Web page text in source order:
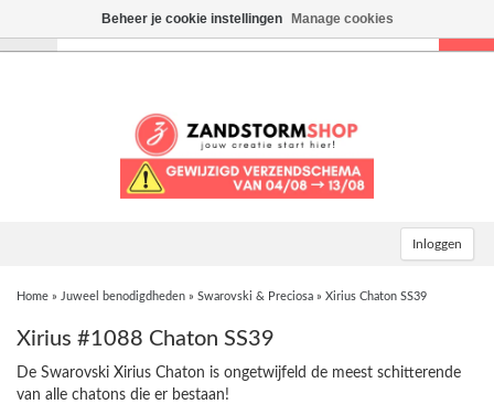
Inloggen
Home » Juweel benodigdheden » Swarovski & Preciosa » Xirius Chaton SS39
Xirius #1088 Chaton SS39
De Swarovski Xirius Chaton is ongetwijfeld de meest schitterende
van alle chatons die er bestaan!
Beheer je cookie instellingen Manage cookies